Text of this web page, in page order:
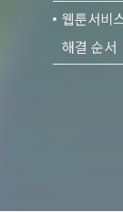
웹툰서비
해결 순서